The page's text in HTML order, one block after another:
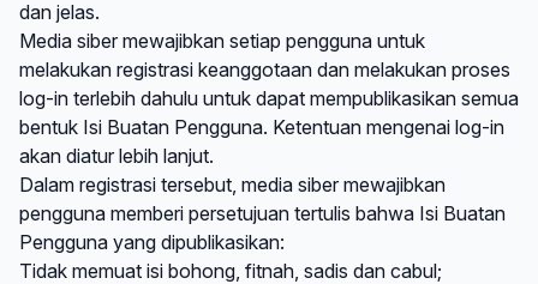
dan jelas.
Media siber mewajibkan setiap pengguna untuk
melakukan registrasi keanggotaan dan melakukan proses
log-in terlebih dahulu untuk dapat mempublikasikan semua
bentuk Isi Buatan Pengguna. Ketentuan mengenai log-in
akan diatur lebih lanjut.
Dalam registrasi tersebut, media siber mewajibkan
pengguna memberi persetujuan tertulis bahwa Isi Buatan
Pengguna yang dipublikasikan:
Tidak memuat isi bohong, fitnah, sadis dan cabul;